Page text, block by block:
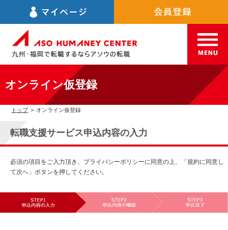
オンライン仮登録
トップ > オンライン仮登録
転職支援サービス申込内容の入力
必須の項目をご入力頂き、プライバシーポリシーに同意の上、「規約に同意し
て次へ」ボタンを押してください。